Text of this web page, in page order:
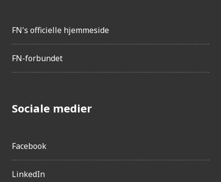
FN's officielle hjemmeside
FN-forbundet
Sociale medier
Facebook
LinkedIn